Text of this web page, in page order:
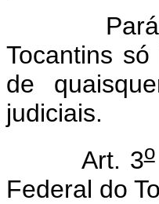
Tocantins
de
judiciais.
Art. 3o
Federal do